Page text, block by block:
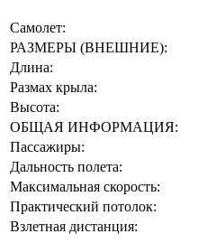
Самолет:
РАЗМЕРЫ (ВНЕШНИЕ):
Длина:
Размах крыла:
Высота:
ОБЩАЯ ИНФОРМАЦИЯ:
Пассажиры:
Дальность полета:
Максимальная скорость:
Практический потолок:
Взлетная дистанция: